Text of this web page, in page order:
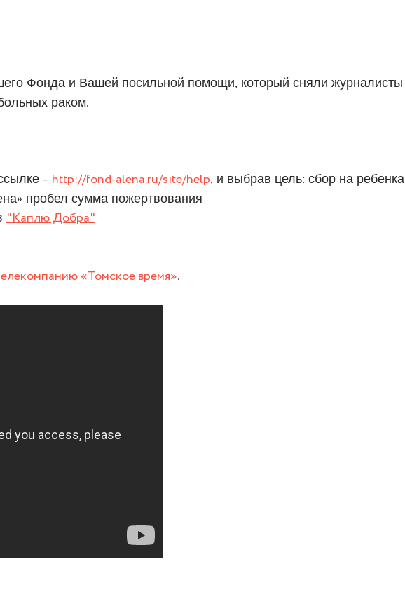
Фонда и Вашей посильной помощи, который сняли журналисты
раком.
- http://fond-alena.ru/site/help, и выбрав цель: сбор на ребенка
пробел сумма пожертвования
"Каплю Добра"
«Томское время».